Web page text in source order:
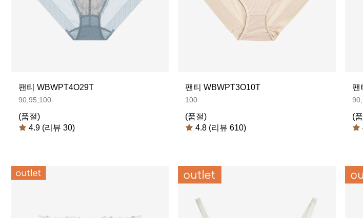
팬티 WBWPT4O29T
90,95,100
(품절)
4.9 (리뷰 30)
팬티 WBWPT3O10T
100
(품절)
4.8 (리뷰 610)
팬
(